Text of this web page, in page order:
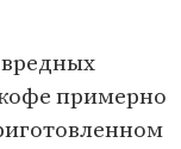
примерно